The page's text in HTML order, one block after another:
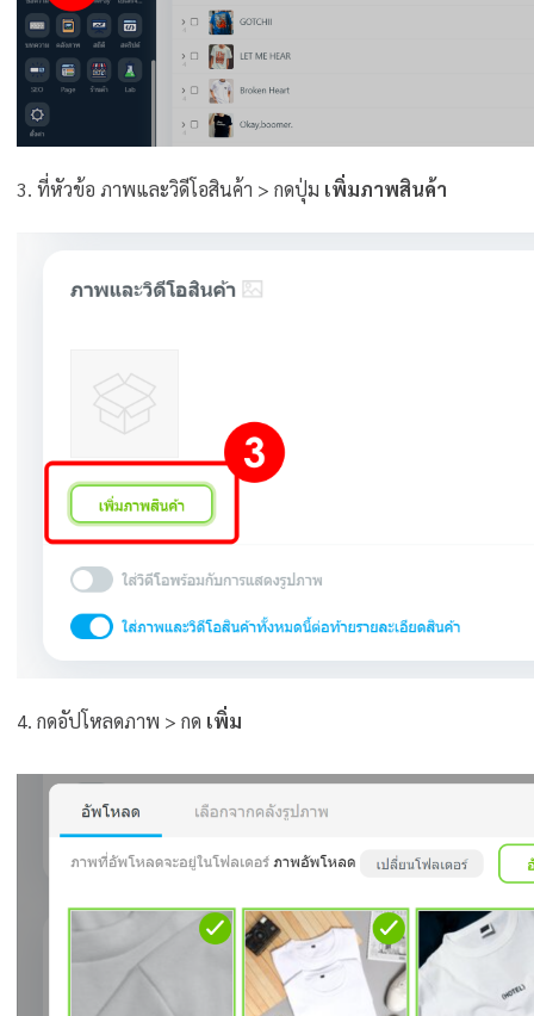
3. ที่หัวข้อ ภาพและวิดีโอสินค้า > กดปุ่ม เพิ่มภาพสินค้า
4. กดอัปโหลดภาพ > กด เพิ่ม